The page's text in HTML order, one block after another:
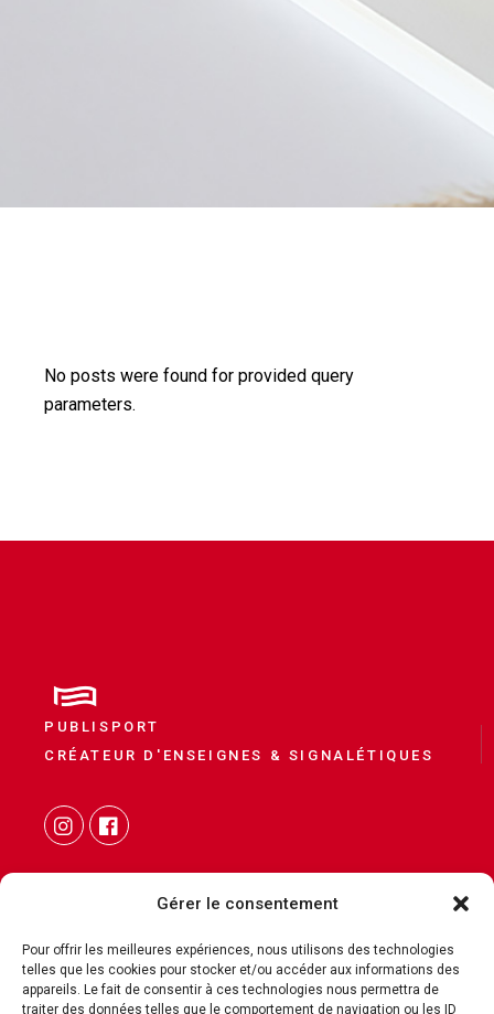
Gérer le consentement
Pour offrir les meilleures expériences, nous utilisons des technologies
telles que les cookies pour stocker et/ou accéder aux informations des
appareils. Le fait de consentir à ces technologies nous permettra de
traiter des données telles que le comportement de navigation ou les ID
No posts were found for provided query
parameters.
PUBLISPORT
CRÉATEUR D'ENSEIGNES & SIGNALÉTIQUES
CONTACT